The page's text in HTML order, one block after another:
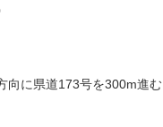
向に県道173号を300m進む